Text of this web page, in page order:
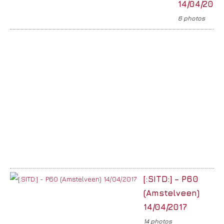
14/04/2017
6 photos
[:SITD:] – P60
(Amstelveen)
14/04/2017
14 photos